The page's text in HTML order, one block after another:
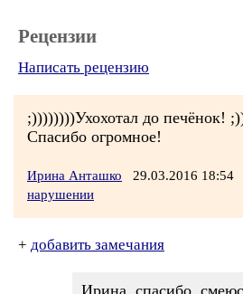
Рецензии
Написать рецензию
;))))))))Ухохотал до печёнок!
Спасибо огромное!
Ирина Анташко 29.03.2016 18:54
нарушении
+ добавить замечания
Ирина, спасибо,